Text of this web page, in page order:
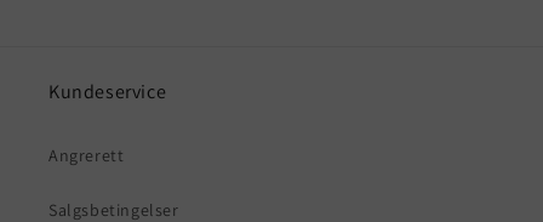
Kundeservice
Angrerett
Salgsbetingelser